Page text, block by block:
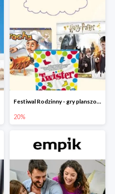
Festiwal Rodzinny - gry planszowe w Empiku do -20%
20%